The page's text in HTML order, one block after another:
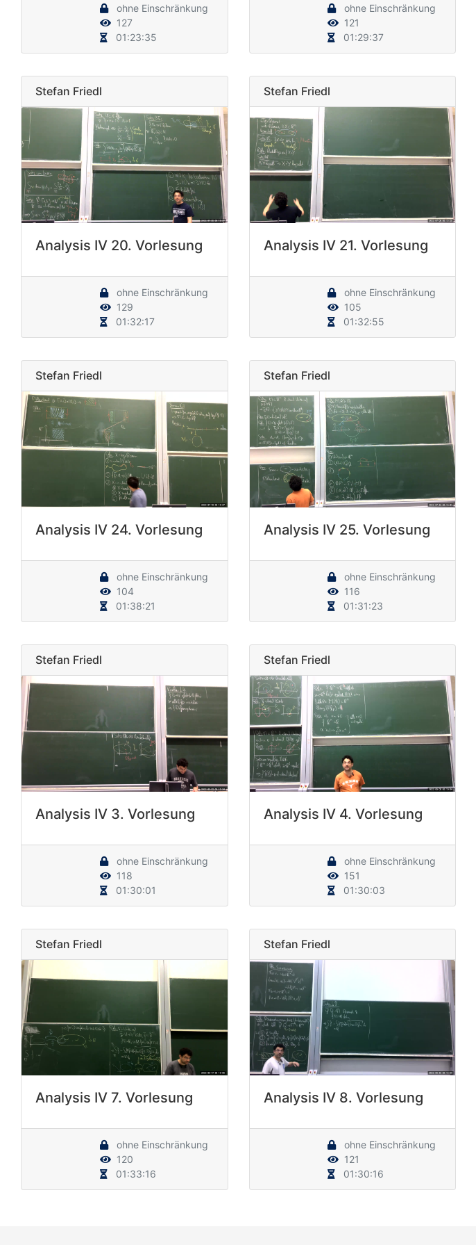
ohne Einschränkung
127
01:23:35
ohne Einschränkung
121
01:29:37
Stefan Friedl
Analysis IV 20. Vorlesung
ohne Einschränkung
129
01:32:17
Stefan Friedl
Analysis IV 21. Vorlesung
ohne Einschränkung
105
01:32:55
Stefan Friedl
Analysis IV 24. Vorlesung
ohne Einschränkung
104
01:38:21
Stefan Friedl
Analysis IV 25. Vorlesung
ohne Einschränkung
116
01:31:23
Stefan Friedl
Analysis IV 3. Vorlesung
ohne Einschränkung
118
01:30:01
Stefan Friedl
Analysis IV 4. Vorlesung
ohne Einschränkung
151
01:30:03
Stefan Friedl
Analysis IV 7. Vorlesung
ohne Einschränkung
120
01:33:16
Stefan Friedl
Analysis IV 8. Vorlesung
ohne Einschränkung
121
01:30:16